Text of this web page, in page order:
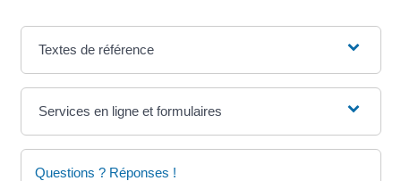
Textes de référence
Services en ligne et formulaires
Questions ? Réponses !